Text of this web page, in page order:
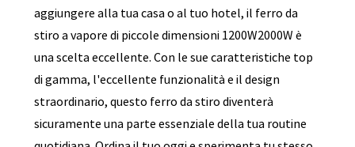
aggiungere alla tua casa o al tuo hotel, il ferro da
stiro a vapore di piccole dimensioni 1200W2000W è
una scelta eccellente. Con le sue caratteristiche top
di gamma, l'eccellente funzionalità e il design
straordinario, questo ferro da stiro diventerà
sicuramente una parte essenziale della tua routine